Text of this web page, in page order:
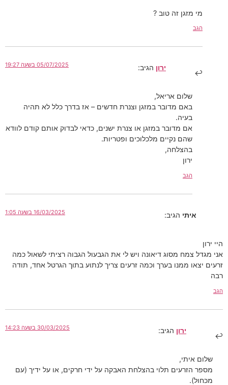
מי מזגן זה טוב ?
הגב
ירון הגיב: 05/07/2025 בשעה 19:27
שלום אריאל,
באם מדובר במזגן וצנרת חדשים – אז בדרך כלל לא תהיה
בעיה.
אם מדובר במזגן או צנרת ישנים, כדאי לבדוק אותם קודם לוודא
שהם נקיים מלכלוכים ופטריות.
בהצלחה,
ירון
הגב
איתי הגיב: 16/03/2025 בשעה 1:05
היי ירון
אני מגדל צמח מסוג דיאונה ויש לי את הגבעול הגבוה רציתי לשאול כמה
זרעים יצאו ממנו בערך וכמה זרעים צריך לנתוע בתוך הגרטל אחד, תודה
רבה
הגב
ירון הגיב: 30/03/2025 בשעה 14:23
שלום איתי,
מספר הזרעים תלוי בהצלחת האבקה על ידי חרקים, או על ידיך (עם
מכחול).